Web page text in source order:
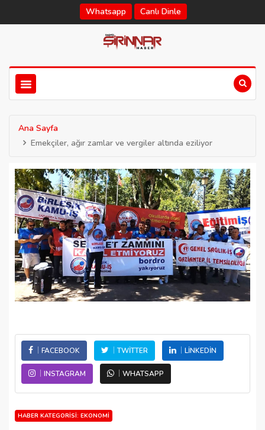
Whatsapp Canlı Dinle
Ana Sayfa
Emekçiler, ağır zamlar ve vergiler altında eziliyor
FACEBOOK TWITTER LINKEDIN
INSTAGRAM WHATSAPP
HABER KATEGORISI: EKONOMI